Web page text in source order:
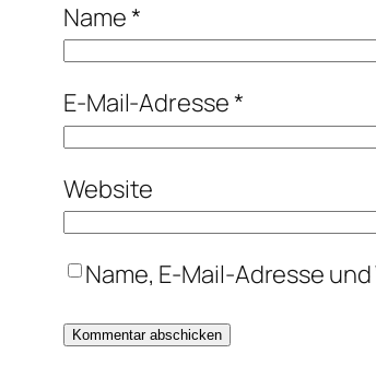
Name*
E-Mail-Adresse*
Website
Name, E-Mail-Adresse